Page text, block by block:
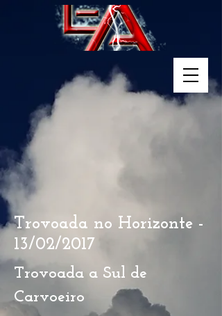
Trovoada no Horizonte -
13/02/2017
Trovoada a Sul de
Carvoeiro